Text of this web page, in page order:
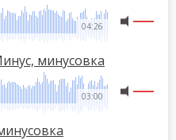
04:26
минусовка
03:00